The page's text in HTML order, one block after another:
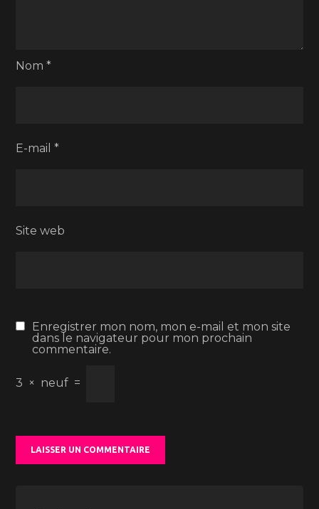
Nom*
E-mail*
Site web
Enregistrer mon nom, mon e-mail et mon site
dans le navigateur pour mon prochain
commentaire.
3 × neuf =